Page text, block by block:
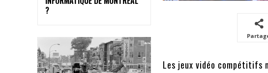
?
Les jeux vidéo compétitifs